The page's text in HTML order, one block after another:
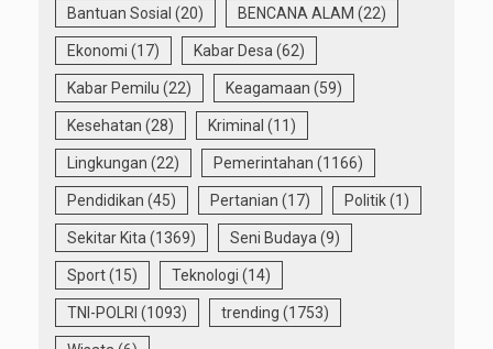
Bantuan Sosial (20) BENCANA ALAM (22)
Ekonomi (17) Kabar Desa(62)
Kabar Pemilu (22) Keagamaan (59)
Kesehatan (28) Kriminal (11)
Lingkungan (22) Pemerintahan (1166)
Pendidikan (45) Pertanian (17) Politik(1)
Sekitar Kita(1369) Seni Budaya(9)
Sport(15) Teknologi (14)
TNI-POLRI (1093) trending (1753)